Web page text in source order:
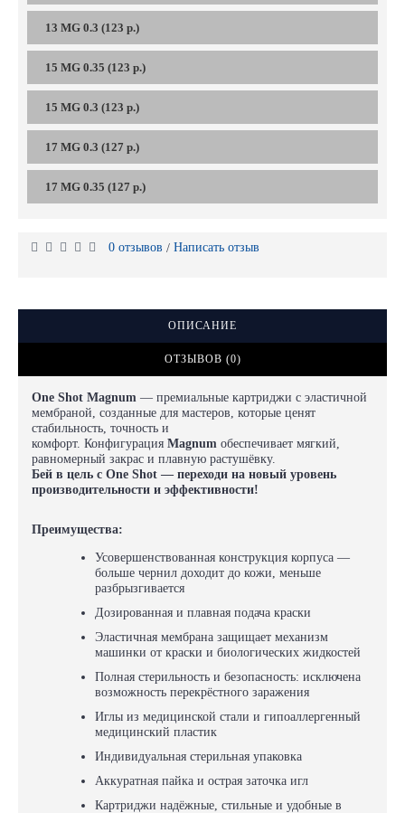
13 MG 0.3 (123 р.)
15 MG 0.35 (123 р.)
15 MG 0.3 (123 р.)
17 MG 0.3 (127 р.)
17 MG 0.35 (127 р.)
0 отзывов / Написать отзыв
ОПИСАНИЕ
ОТЗЫВОВ (0)
One Shot Magnum — премиальные картриджи с эластичной
мембраной, созданные для мастеров, которые ценят
стабильность, точность и
комфорт. Конфигурация Magnum обеспечивает мягкий,
равномерный закрас и плавную растушёвку.
Бей в цель с One Shot — переходи на новый уровень
производительности и эффективности!
Преимущества:
Усовершенствованная конструкция корпуса —
больше чернил доходит до кожи, меньше
разбрызгивается
Дозированная и плавная подача краски
Эластичная мембрана защищает механизм
машинки от краски и биологических жидкостей
Полная стерильность и безопасность: исключена
возможность перекрёстного заражения
Иглы из медицинской стали и гипоаллергенный
медицинский пластик
Индивидуальная стерильная упаковка
Аккуратная пайка и острая заточка игл
Картриджи надёжные, стильные и удобные в